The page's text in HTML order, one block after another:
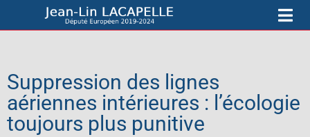
Suppression des lignes
aériennes intérieures : l’écologie
toujours plus punitive